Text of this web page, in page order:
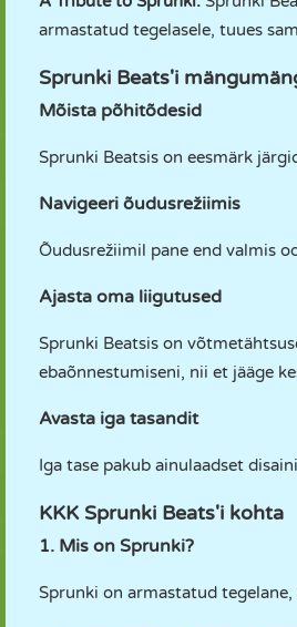
armastatud tegelasele, tuues
Sprunki Beats'i
Mõista põhitõdesid
Sprunki Beatsis on eesmärk
Navigeeri õudusrežiimis
Õudusrežiimil pane end valmis
Ajasta oma liigutused
Sprunki Beatsis on
ebaõnnestumiseni, nii et jääge
Avasta iga tasandit
Iga tase pakub ainulaadset
KKK Sprunki Beats'i kohta
1. Mis on Sprunki?
Sprunki on armastatud